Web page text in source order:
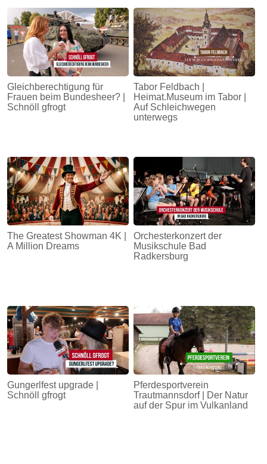
Gleichberechtigung für
Frauen beim Bundesheer? |
Schnöll gfrogt
Tabor Feldbach |
Heimat.Museum im Tabor |
Auf Schleichwegen
unterwegs
The Greatest Showman 4K |
A Million Dreams
Orchesterkonzert der
Musikschule Bad
Radkersburg
Gungerlfest upgrade |
Schnöll gfrogt
Pferdesportverein
Trautmannsdorf | Der Natur
auf der Spur im Vulkanland